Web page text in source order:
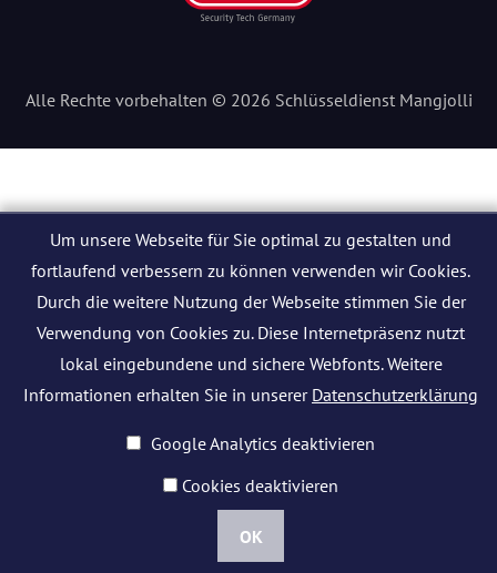
Alle Rechte vorbehalten © 2026 Schlüsseldienst Mangjolli
Um unsere Webseite für Sie optimal zu gestalten und
fortlaufend verbessern zu können verwenden wir Cookies.
Durch die weitere Nutzung der Webseite stimmen Sie der
Verwendung von Cookies zu. Diese Internetpräsenz nutzt
lokal eingebundene und sichere Webfonts. Weitere
Informationen erhalten Sie in unserer Datenschutzerklärung
Google Analytics deaktivieren
Cookies deaktivieren
OK